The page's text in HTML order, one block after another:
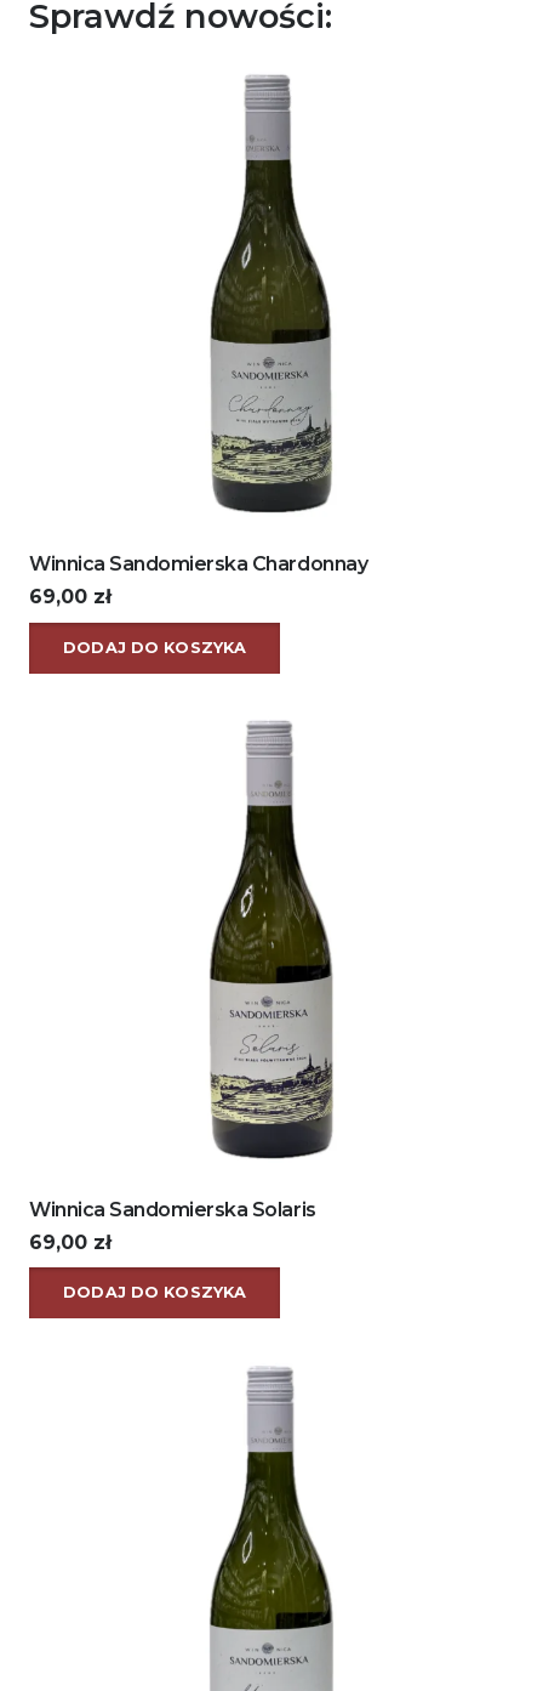
Sprawdź nowości:
Winnica Sandomierska Chardonnay
69,00 zł
DODAJ DO KOSZYKA
Winnica Sandomierska Solaris
69,00 zł
DODAJ DO KOSZYKA